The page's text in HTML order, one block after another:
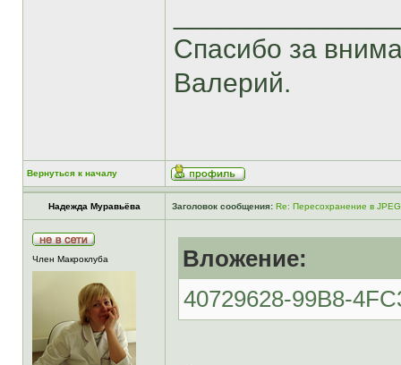
Спасибо за
Валерий.
Вернуться к началу
Надежда Муравьёва Заголовок сообщения: Re: Пересохранение в JPEG
Член Макроклуба
Вложение:
40729628-99B8-